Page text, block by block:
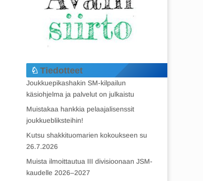
Tiedotteet
Joukkuepikashakin SM-kilpailun
käsiohjelma ja palvelut on julkaistu
Muistakaa hankkia pelaajalisenssit
joukkuebliksteihin!
Kutsu shakkituomarien kokoukseen su
26.7.2026
Muista ilmoittautua III divisioonaan JSM-
kaudelle 2026–2027